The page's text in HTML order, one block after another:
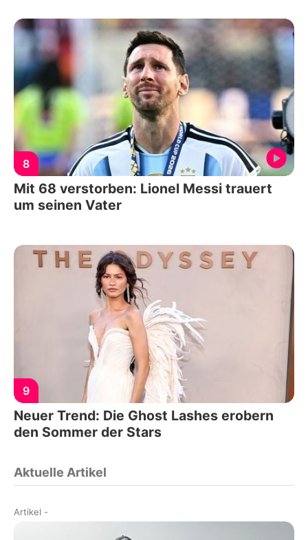
8
Mit 68 verstorben: Lionel Messi trauert
um seinen Vater
9
Neuer Trend: Die Ghost Lashes erobern
den Sommer der Stars
Aktuelle Artikel
Artikel -